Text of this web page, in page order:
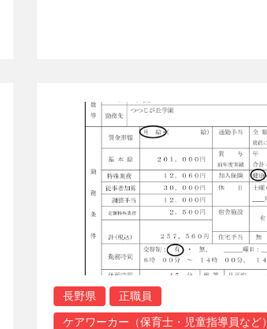
長野県 正職員
ケアワーカー（保育士・児童指導員など）